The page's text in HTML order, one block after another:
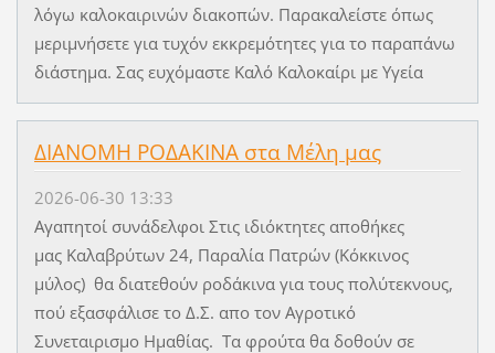
λόγω καλοκαιρινών διακοπών. Παρακαλείστε όπως
μεριμνήσετε για τυχόν εκκρεμότητες για το παραπάνω
διάστημα. Σας ευχόμαστε Καλό Καλοκαίρι με Υγεία
ΔΙΑΝΟΜΗ ΡΟΔΑΚΙΝΑ στα Μέλη μας
2026-06-30 13:33
Αγαπητοί συνάδελφοι Στις ιδιόκτητες αποθήκες
μας Καλαβρύτων 24, Παραλία Πατρών (Κόκκινος
μύλος) θα διατεθούν ροδάκινα για τους πολύτεκνους,
πού εξασφάλισε το Δ.Σ. απο τον Αγροτικό
Συνεταιρισμο Ημαθίας. Τα φρούτα θα δοθούν σε